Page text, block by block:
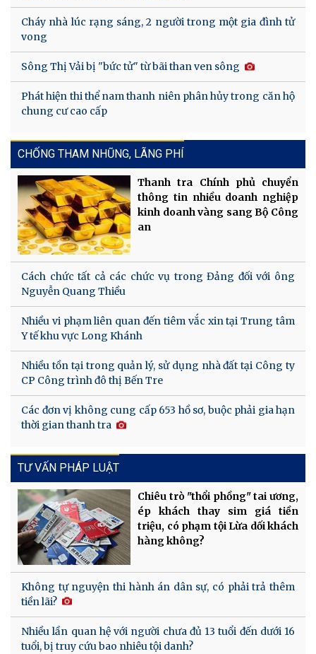
Cháy nhà lúc rạng sáng, 2 người trong một gia đình tử
vong
Sông Thị Vải bị "bức tử" từ bãi than ven sông
Phát hiện thi thể nam thanh niên phân hủy trong căn hộ
chung cư cao cấp
CHỐNG THAM NHŨNG, LÃNG PHÍ
Thanh tra Chính phủ chuyển
thông tin nhiều doanh nghiệp
kinh doanh vàng sang Bộ Công
an
Cách chức tất cả các chức vụ trong Đảng đối với ông
Nguyễn Quang Thiều
Nhiều vi phạm liên quan đến tiêm vắc xin tại Trung tâm
Y tế khu vực Long Khánh
Nhiều tồn tại trong quản lý, sử dụng nhà đất tại Công ty
CP Công trình đô thị Bến Tre
Các đơn vị không cung cấp 653 hồ sơ, buộc phải gia hạn
thời gian thanh tra
TƯ VẤN PHÁP LUẬT
Chiêu trò "thổi phồng" tai ương,
ép khách thay sim giá tiền
triệu, có phạm tội Lừa dối khách
hàng không?
Không tự nguyện thi hành án dân sự, có phải trả thêm
tiền lãi?
Nhiều lần quan hệ với người chưa đủ 13 tuổi đến dưới 16
tuổi, bị truy cứu bao nhiêu tội danh?